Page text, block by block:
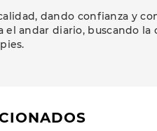
dando confianza y
el andar diario, buscando la